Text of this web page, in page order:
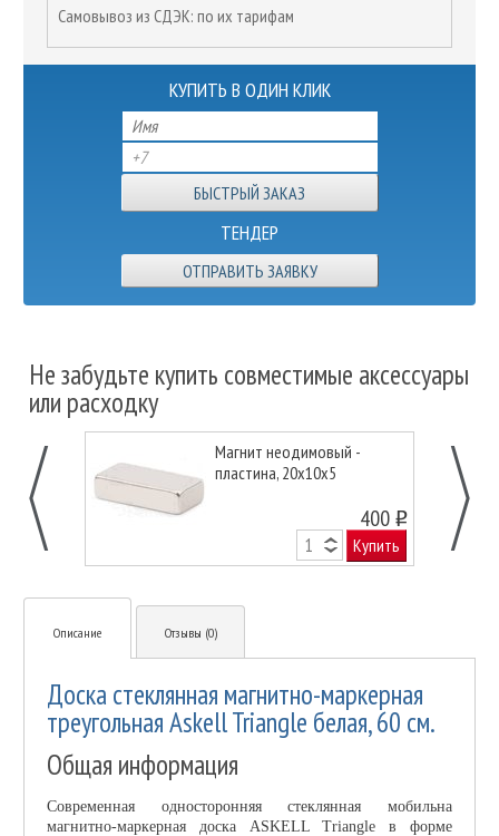
Самовывоз из СДЭК: по их тарифам
КУПИТЬ В ОДИН КЛИК
ТЕНДЕР
ОТПРАВИТЬ ЗАЯВКУ
Не забудьте купить совместимые аксессуары
или расходку
Магнит неодимовый -
пластина, 20х10х5
400 o
Купить
Описание Отзывы (0)
Доска стеклянная магнитно-маркерная
треугольная Askell Triangle белая, 60 см.
Общая информация
Современная односторонняя стеклянная мобильна
магнитно-маркерная доска ASKELL Triangle в форме